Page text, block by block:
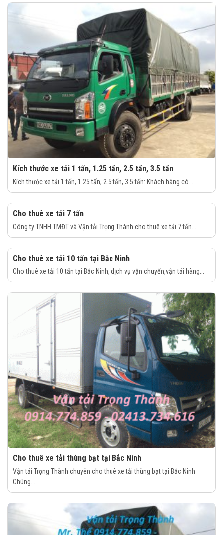
Kích thước xe tải 1 tấn, 1.25 tấn, 2.5 tấn, 3.5 tấn
Kích thước xe tải 1 tấn, 1.25 tấn, 2.5 tấn, 3.5 tấn: Khách hàng có...
Cho thuê xe tải 7 tấn
Công ty TNHH TMĐT và Vận tải Trọng Thành cho thuê xe tải 7 tấn...
Cho thuê xe tải 10 tấn tại Bắc Ninh
Cho thuê xe tải 10 tấn tại Bắc Ninh, dịch vụ vận chuyển,vận tải hàng...
Cho thuê xe tải thùng bạt tại Bắc Ninh
Vận tải Trọng Thành chuyên cho thuê xe tải thùng bạt tại Bắc Ninh
Chúng...